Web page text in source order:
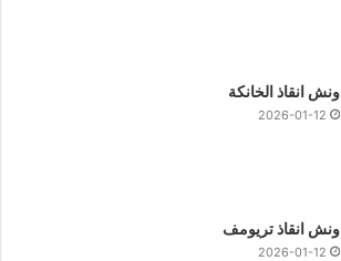
ونش انقاذ الخانكة
2026-01-12
ونش انقاذ تريومف
2026-01-12